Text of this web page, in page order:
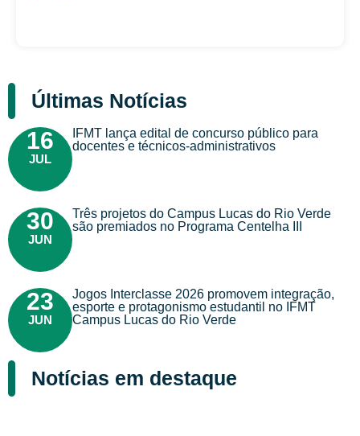
Últimas Notícias
16
JUL
IFMT lança edital de concurso público para
docentes e técnicos-administrativos
30
JUN
Três projetos do Campus Lucas do Rio Verde
são premiados no Programa Centelha III
23
JUN
Jogos Interclasse 2026 promovem integração,
esporte e protagonismo estudantil no IFMT
Campus Lucas do Rio Verde
Notícias em destaque